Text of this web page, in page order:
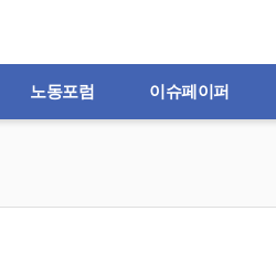
노동포럼 이슈페이퍼